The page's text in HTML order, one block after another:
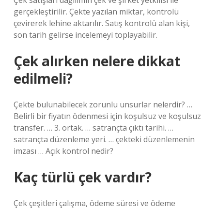
gerçekleştirilir. Çekte yazılan miktar, kontrolü
çevirerek lehine aktarılır. Satış kontrolü alan kişi,
son tarih gelirse incelemeyi toplayabilir.
Çek alırken nelere dikkat
edilmeli?
Çekte bulunabilecek zorunlu unsurlar nelerdir? …
Belirli bir fiyatın ödenmesi için koşulsuz ve koşulsuz
transfer. … 3. ortak. … satrançta çıktı tarihi. …
satrançta düzenleme yeri. … çekteki düzenlemenin
imzası … Açık kontrol nedir?
Kaç türlü çek vardır?
Çek çeşitleri çalışma, ödeme süresi ve ödeme